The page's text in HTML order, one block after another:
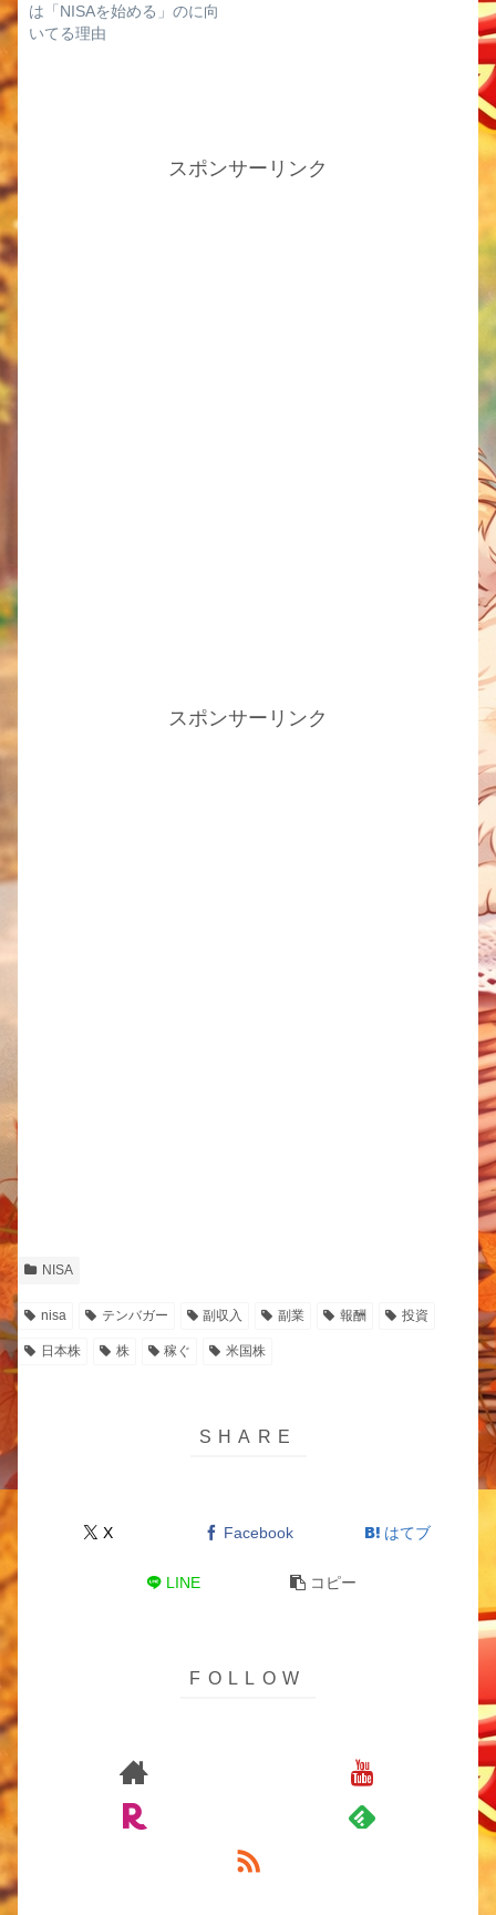
は「NISAを始める」のに向
いてる理由
スポンサーリンク
スポンサーリンク
NISA
nisa テンバガー 副収入 副業 報酬 投資
日本株 株 稼ぐ 米国株
X Facebook はてブ
LINE コピー